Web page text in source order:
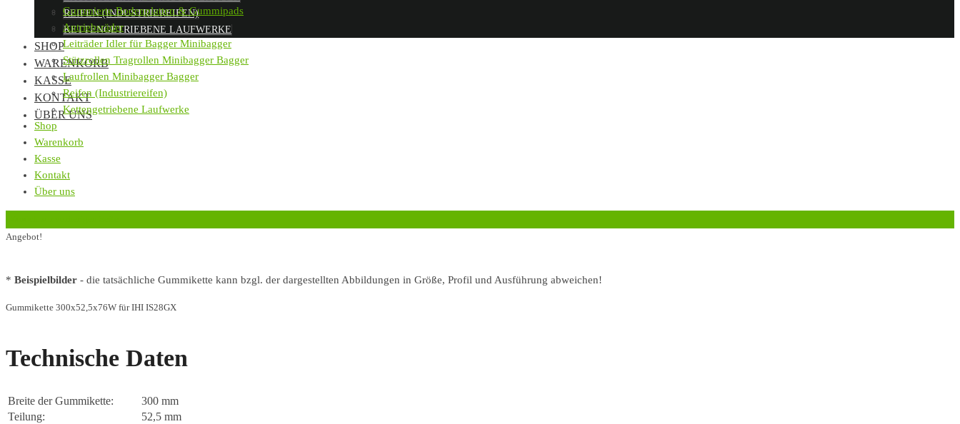
REIFEN (INDUSTRIEREIFEN)
KETTENGETRIEBENE LAUFWERKE
SHOP
WARENKORB
KASSE
KONTAKT
ÜBER UNS
Gummierte Bodenplatten & Gummipads
Antriebsräder
Leiträder Idler für Bagger Minibagger
Stützrollen Tragrollen Minibagger Bagger
Laufrollen Minibagger Bagger
Reifen (Industriereifen)
Kettengetriebene Laufwerke
Shop
Warenkorb
Kasse
Kontakt
Über uns
Angebot!
* Beispielbilder - die tatsächliche Gummikette kann bzgl. der dargestellten Abbildungen in Größe, Profil und Ausführung abweichen!
Gummikette 300x52,5x76W für IHI IS28GX
Technische Daten
Breite der Gummikette:
300 mm
Teilung:
52,5 mm